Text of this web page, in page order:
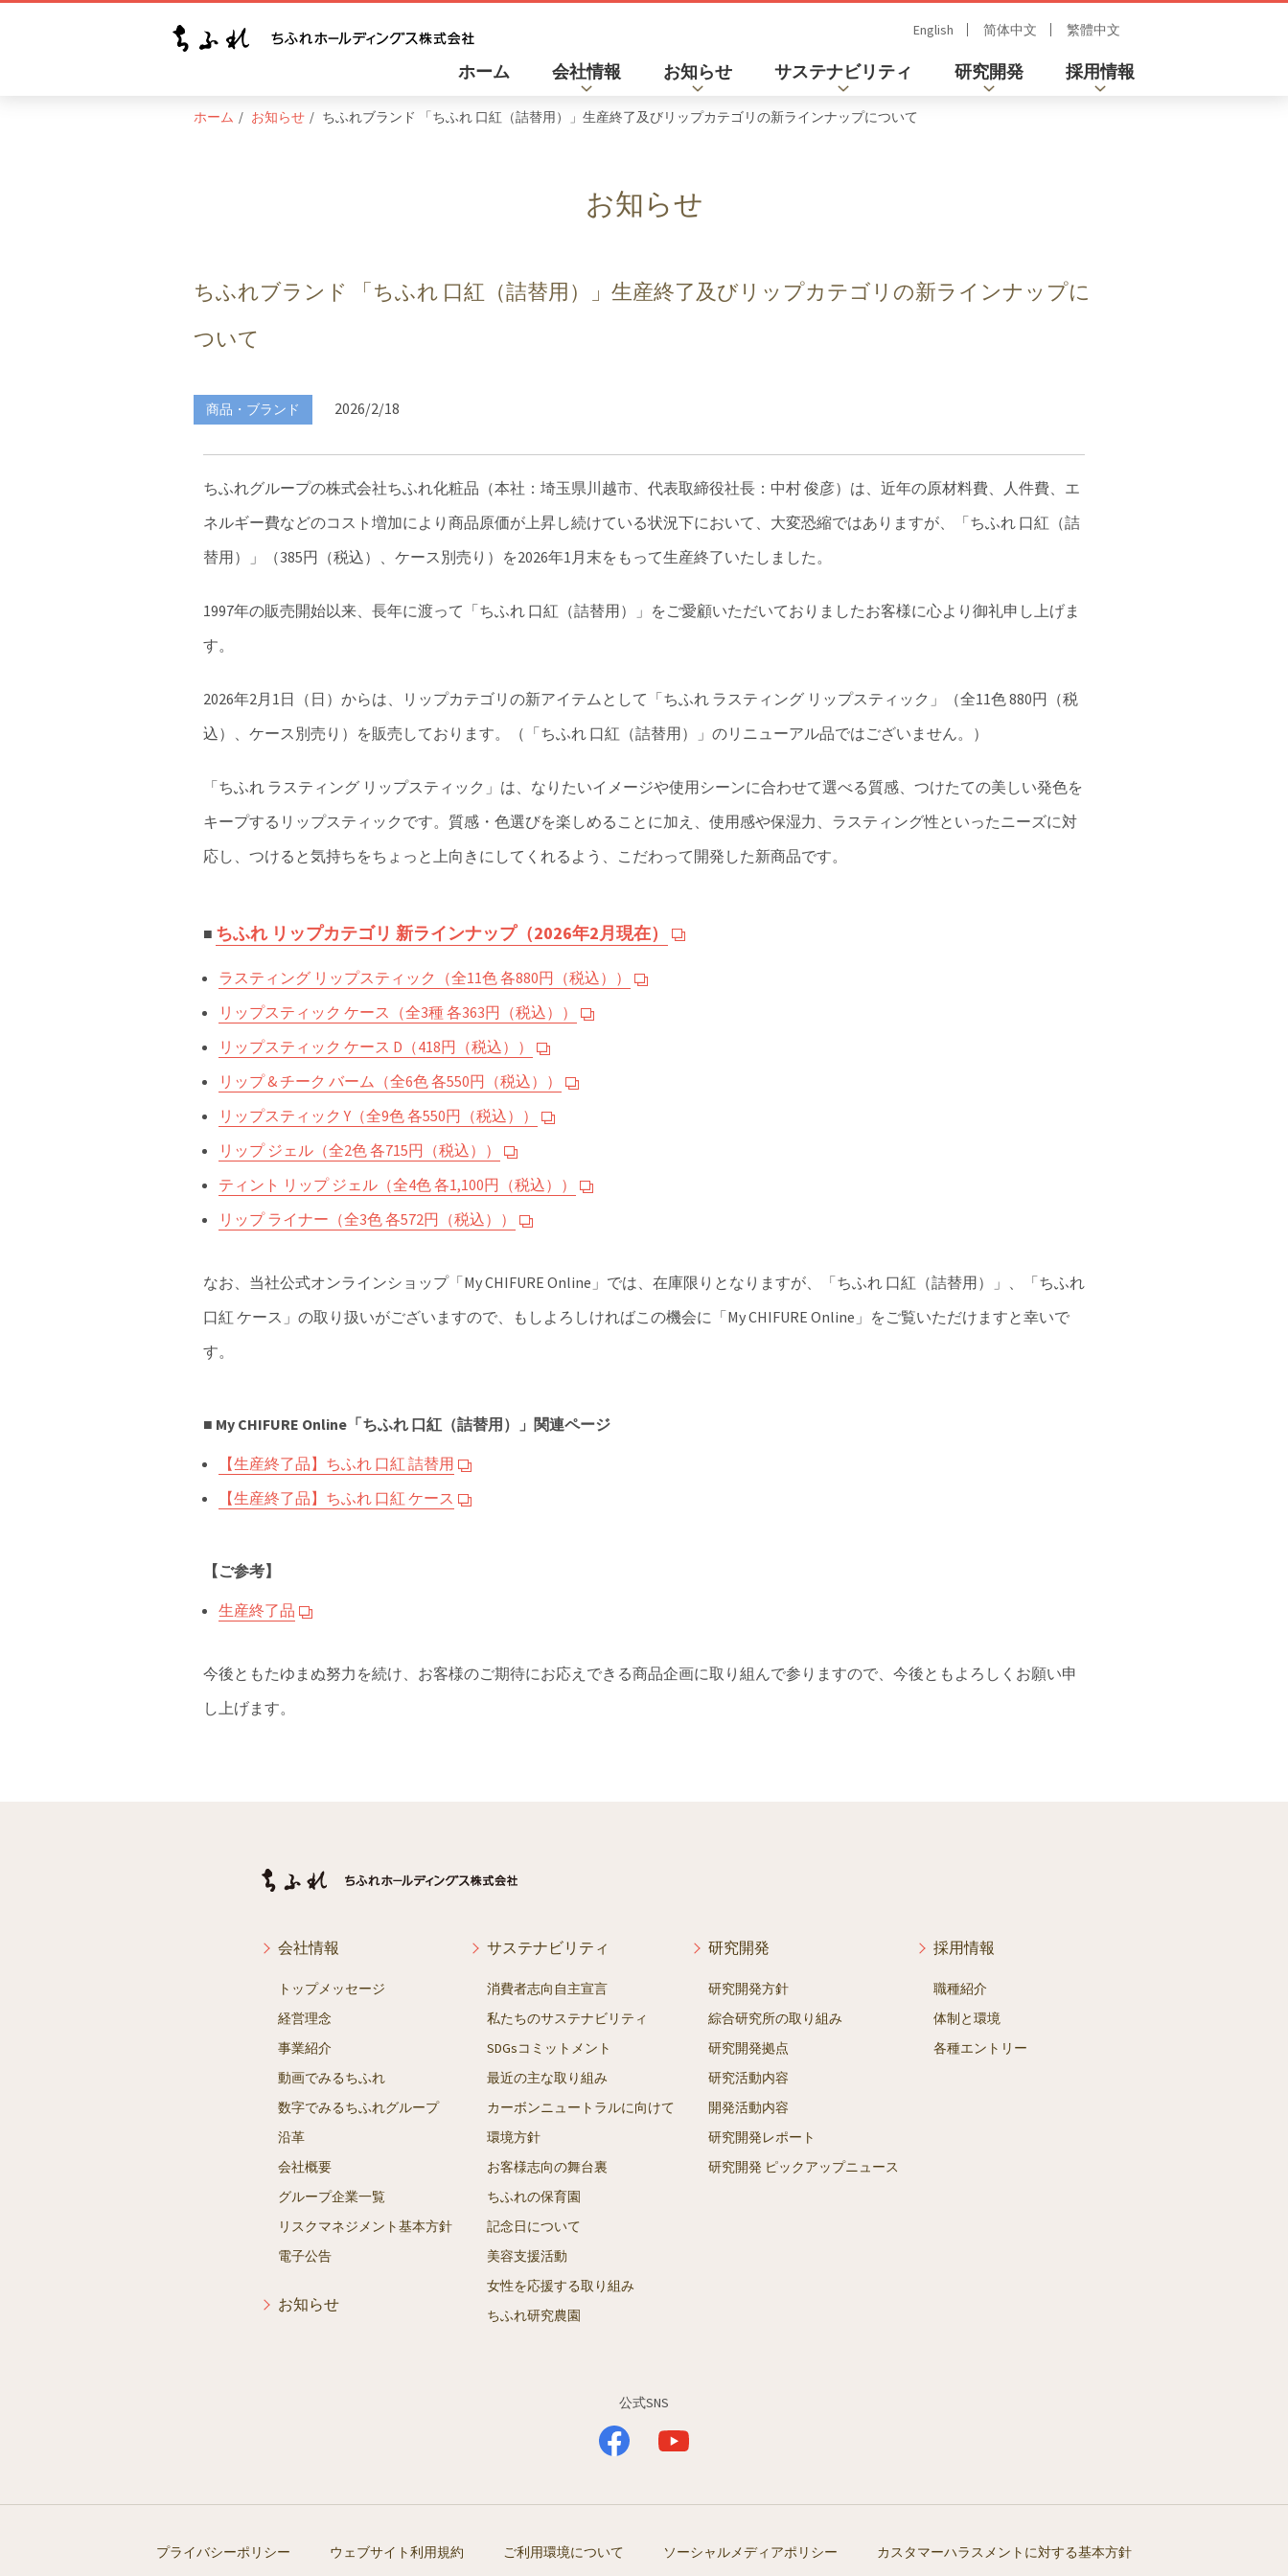
English 简体中文 繁體中文
ホーム 会社情報 お知らせ サステナビリティ 研究開発 採用情報
ホーム お知らせ ちふれブランド 「ちふれ 口紅（詰替用）」生産終了及びリップカテゴリの新ラインナップについて
お知らせ
ちふれブランド 「ちふれ 口紅（詰替用）」生産終了及びリップカテゴリの新ラインナップに
ついて
商品・ブランド 2026/2/18
ちふれグループの株式会社ちふれ化粧品（本社：埼玉県川越市、代表取締役社長：中村 俊彦）は、近年の原材料費、人件費、エ
ネルギー費などのコスト増加により商品原価が上昇し続けている状況下において、大変恐縮ではありますが、「ちふれ 口紅（詰
替用）」（385円（税込）、ケース別売り）を2026年1月末をもって生産終了いたしました。
1997年の販売開始以来、長年に渡って「ちふれ 口紅（詰替用）」をご愛顧いただいておりましたお客様に心より御礼申し上げま
す。
2026年2月1日（日）からは、リップカテゴリの新アイテムとして「ちふれ ラスティング リップスティック」（全11色 880円（税
込）、ケース別売り）を販売しております。（「ちふれ 口紅（詰替用）」のリニューアル品ではございません。）
「ちふれ ラスティング リップスティック」は、なりたいイメージや使用シーンに合わせて選べる質感、つけたての美しい発色を
キープするリップスティックです。質感・色選びを楽しめることに加え、使用感や保湿力、ラスティング性といったニーズに対
応し、つけると気持ちをちょっと上向きにしてくれるよう、こだわって開発した新商品です。
■ ちふれ リップカテゴリ 新ラインナップ（2026年2月現在）
ラスティング リップスティック（全11色 各880円（税込））
リップスティック ケース（全3種 各363円（税込））
リップスティック ケース D（418円（税込））
リップ & チーク バーム（全6色 各550円（税込））
リップスティック Y（全9色 各550円（税込））
リップ ジェル（全2色 各715円（税込））
ティント リップ ジェル（全4色 各1,100円（税込））
リップ ライナー（全3色 各572円（税込））
なお、当社公式オンラインショップ「My CHIFURE Online」では、在庫限りとなりますが、「ちふれ 口紅（詰替用）」、「ちふれ
口紅 ケース」の取り扱いがございますので、もしよろしければこの機会に「My CHIFURE Online」をご覧いただけますと幸いで
す。
■ My CHIFURE Online「ちふれ 口紅（詰替用）」関連ページ
【生産終了品】ちふれ 口紅 詰替用
【生産終了品】ちふれ 口紅 ケース
【ご参考】
生産終了品
今後ともたゆまぬ努力を続け、お客様のご期待にお応えできる商品企画に取り組んで参りますので、今後ともよろしくお願い申
し上げます。
会社情報
トップメッセージ
経営理念
事業紹介
動画でみるちふれ
数字でみるちふれグループ
沿革
会社概要
グループ企業一覧
リスクマネジメント基本方針
電子公告
お知らせ
サステナビリティ
消費者志向自主宣言
私たちのサステナビリティ
SDGsコミットメント
最近の主な取り組み
カーボンニュートラルに向けて
環境方針
お客様志向の舞台裏
ちふれの保育園
記念日について
美容支援活動
女性を応援する取り組み
ちふれ研究農園
研究開発
研究開発方針
綜合研究所の取り組み
研究開発拠点
研究活動内容
開発活動内容
研究開発レポート
研究開発 ピックアップニュース
採用情報
職種紹介
体制と環境
各種エントリー
公式SNS
プライバシーポリシー ウェブサイト利用規約 ご利用環境について ソーシャルメディアポリシー カスタマーハラスメントに対する基本方針